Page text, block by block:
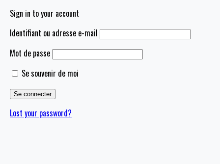
Sign in to your account
Identifiant ou adresse e-mail
Mot de passe
Se souvenir de moi
Lost your password?